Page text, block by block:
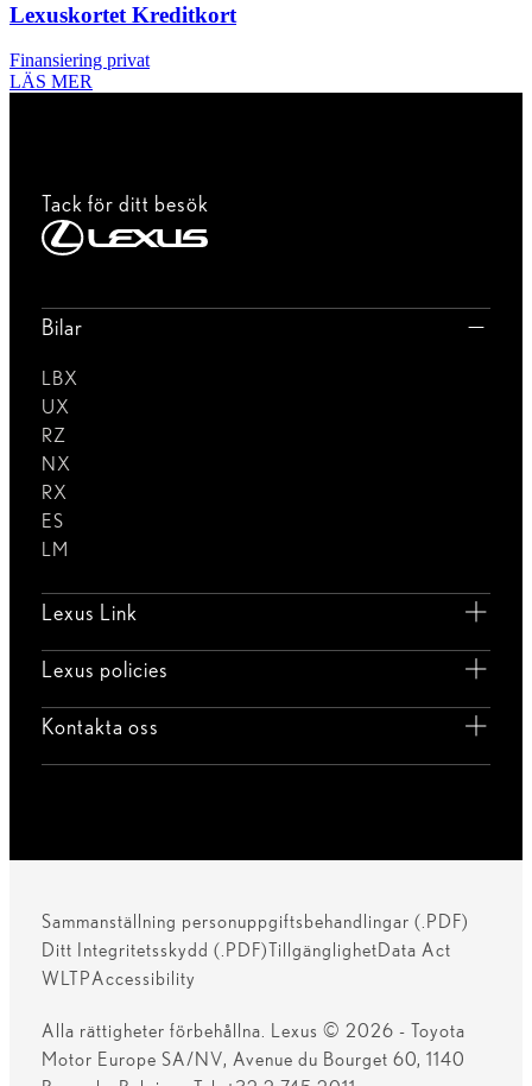
Lexuskortet Kreditkort
Finansiering privat
LÄS MER
Tack för ditt besök
Bilar
LBX
UX
RZ
NX
RX
ES
LM
Lexus Link
Lexus policies
Kontakta oss
Sammanställning personuppgiftsbehandlingar (.PDF)
Ditt Integritetsskydd (.PDF)TillgänglighetData Act
WLTPAccessibility
Alla rättigheter förbehållna. Lexus © 2026 - Toyota
Motor Europe SA/NV, Avenue du Bourget 60, 1140